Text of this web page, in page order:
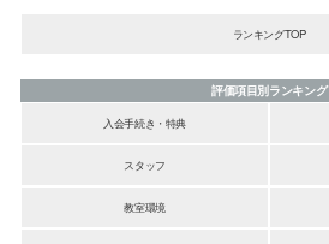
ランキングTOP
評価項目別ランキング
入会手続き・特典
スタッフ
教室環境